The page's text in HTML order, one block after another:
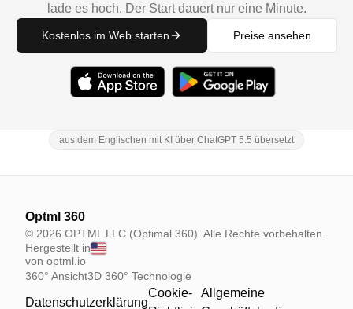
lade es hoch. Der Start dauert nur eine Minute.
Kostenlos im Web starten Preise ansehen
aus dem Englischen mit KI über ChatGPT 5.5 übersetzt
Optml 360
© 2026 OPTML LLC (Optimal 360). Alle Rechte vorbehalten.
Hergestellt in
von optml.io
360° Ansicht3D 360° Technologie
Datenschutzerklärung
Cookie-
Allgemeine